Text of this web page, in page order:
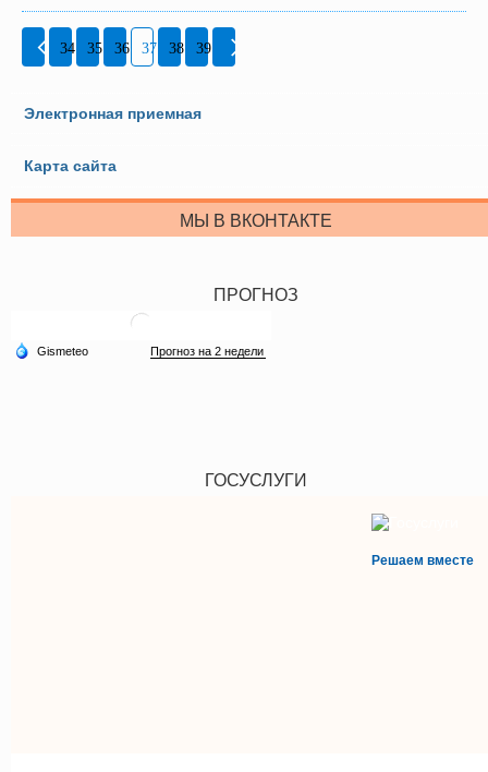
34 35 36 37 38 39
Электронная приемная
Карта сайта
МЫ В ВКОНТАКТЕ
ПРОГНОЗ
ГОСУСЛУГИ
Решаем вместе